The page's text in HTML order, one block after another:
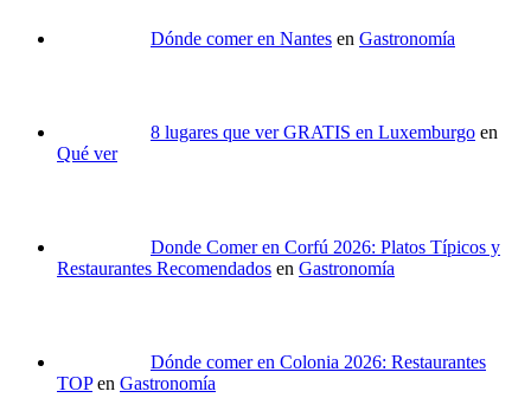
Dónde comer en Nantes en Gastronomía
8 lugares que ver GRATIS en Luxemburgo en
Qué ver
Donde Comer en Corfú 2026: Platos Típicos y
Restaurantes Recomendados en Gastronomía
Dónde comer en Colonia 2026: Restaurantes
TOP en Gastronomía